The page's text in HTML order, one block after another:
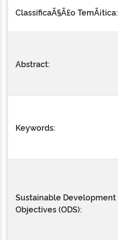
ClassificaÃ§Ã£o TemÃ¡tica:
Abstract:
Keywords:
Sustainable Development
Objectives (ODS):